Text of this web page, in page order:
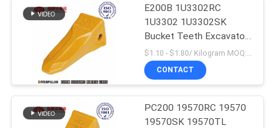
E200B 1U3302RC
1U3302 1U3302SK
Bucket Teeth Excavator
Massaproductie
CONTACT
PC200 19570RC 19570
19570SK 19570TL